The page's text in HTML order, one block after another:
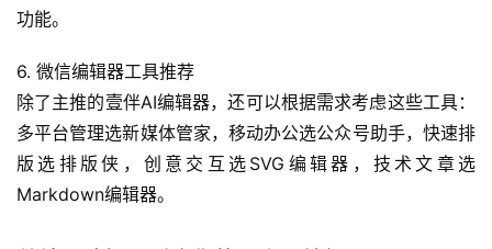
功能。
6. 微信编辑器工具推荐
除了主推的壹伴AI编辑器，还可以根据需求考虑这些工具：
多平台管理选新媒体管家，移动办公选公众号助手，快速排
版选排版侠，创意交互选SVG编辑器，技术文章选
Markdown编辑器。